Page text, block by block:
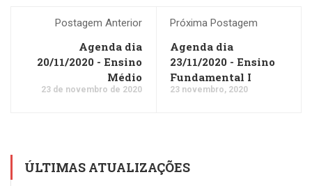
Postagem Anterior
Agenda dia
20/11/2020 - Ensino
Médio
23 de novembro de 2020
Próxima Postagem
Agenda dia
23/11/2020 - Ensino
Fundamental I
23 novembro, 2020
ÚLTIMAS ATUALIZAÇÕES